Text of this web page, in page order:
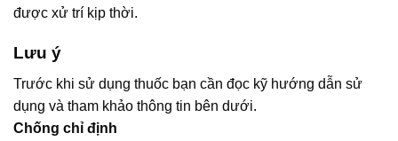
được xử trí kịp thời.
Lưu ý
Trước khi sử dụng thuốc bạn cần đọc kỹ hướng dẫn sử
dụng và tham khảo thông tin bên dưới.
Chống chỉ định